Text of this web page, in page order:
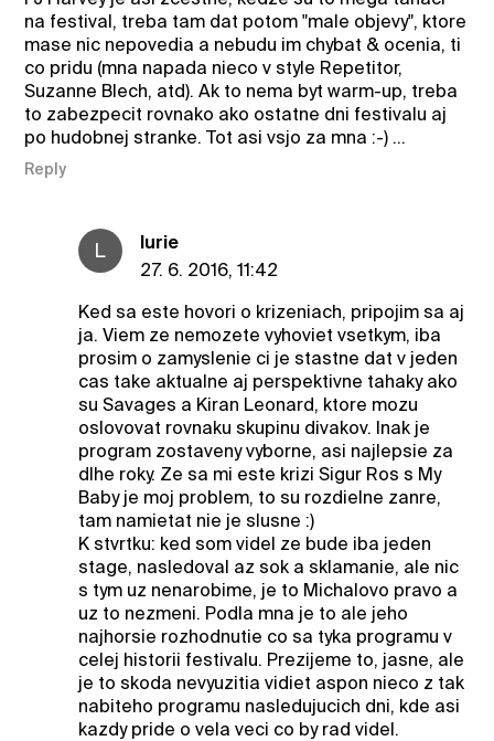
na festival, treba tam dat potom "male objevy", ktore
mase nic nepovedia a nebudu im chybat & ocenia, ti
co pridu (mna napada nieco v style Repetitor,
Suzanne Blech, atd). Ak to nema byt warm-up, treba
to zabezpecit rovnako ako ostatne dni festivalu aj
po hudobnej stranke. Tot asi vsjo za mna :-) ...
Reply
L
lurie
27. 6. 2016, 11:42
Ked sa este hovori o krizeniach, pripojim sa aj
ja. Viem ze nemozete vyhoviet vsetkym, iba
prosim o zamyslenie ci je stastne dat v jeden
cas take aktualne aj perspektivne tahaky ako
su Savages a Kiran Leonard, ktore mozu
oslovovat rovnaku skupinu divakov. Inak je
program zostaveny vyborne, asi najlepsie za
dlhe roky. Ze sa mi este krizi Sigur Ros s My
Baby je moj problem, to su rozdielne zanre,
tam namietat nie je slusne :)
K stvrtku: ked som videl ze bude iba jeden
stage, nasledoval az sok a sklamanie, ale nic
s tym uz nenarobime, je to Michalovo pravo a
uz to nezmeni. Podla mna je to ale jeho
najhorsie rozhodnutie co sa tyka programu v
celej historii festivalu. Prezijeme to, jasne, ale
je to skoda nevyuzitia vidiet aspon nieco z tak
nabiteho programu nasledujucich dni, kde asi
kazdy pride o vela veci co by rad videl.